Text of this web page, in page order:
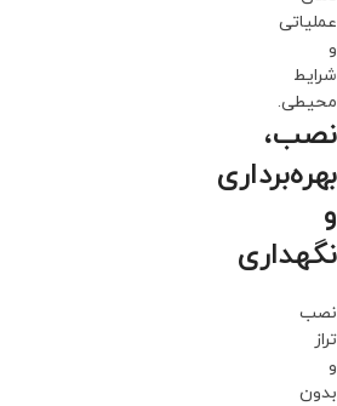
عملیاتی
و
شرایط
محیطی.
نصب،
بهره‌برداری
و
نگهداری
نصب
تراز
و
بدون